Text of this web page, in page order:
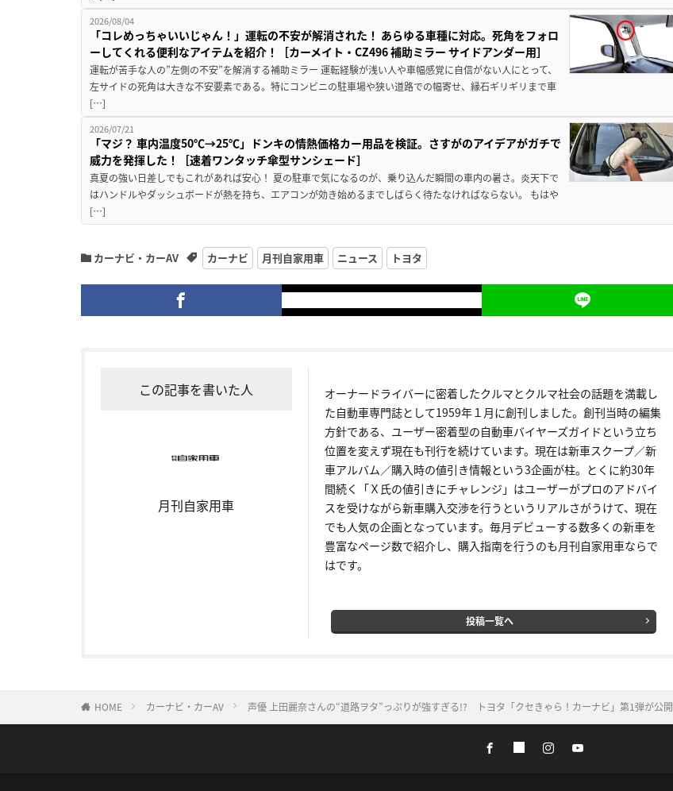
2026/08/04
「コレめっちゃいいじゃん！」運転の不安が解消された！ あらゆる車種に対応。死角をフォロ
ーしてくれる便利なアイテムを紹介！［カーメイト・CZ496 補助ミラー サイドアンダー用］
運転が苦手な人の”左側の不安”を解消する補助ミラー 運転経験が浅い人や車幅感覚に自信がない人にとって、
左サイドの死角は大きな不安要素である。特にコンビニの駐車場や狭い道路での幅寄せ、縁石ギリギリまで車
[…]
2026/07/21
「マジ？ 車内温度50℃→25℃」ドンキの情熱価格カー用品を検証。さすがのアイデアがガチで
威力を発揮した！［速着ワンタッチ傘型サンシェード］
真夏の強い日差しでもこれがあれば安心！ 夏の駐車で気になるのが、乗り込んだ瞬間の車内の暑さ。炎天下で
はハンドルやダッシュボードが熱を持ち、エアコンが効き始めるまでしばらく待たなければならない。 もはや
[…]
カーナビ・カーAV カーナビ 月刊自家用車 ニュース トヨタ
この記事を書いた人
月刊自家用車
オーナードライバーに密着したクルマとクルマ社会の話題を満載し
た自動車専門誌として1959年１月に創刊しました。創刊当時の編集
方針である、ユーザー密着型の自動車バイヤーズガイドという立ち
位置を変えず現在も刊行を続けています。現在は新車スクープ／新
車アルバム／購入時の値引き情報という3企画が柱。とくに約30年
間続く「Ｘ氏の値引きにチャレンジ」はユーザーがプロのアドバイ
スを受けながら新車購入交渉を行うというリアルさがうけて、現在
でも人気の企画となっています。毎月デビューする数多くの新車を
豊富なページ数で紹介し、購入指南を行うのも月刊自家用車ならで
はです。
投稿一覧へ
HOME カーナビ・カーAV 声優 上田麗奈さんの“道路ヲタ”っぷりが強すぎる!? トヨタ「クセきゃら！カーナビ」第1弾が公開